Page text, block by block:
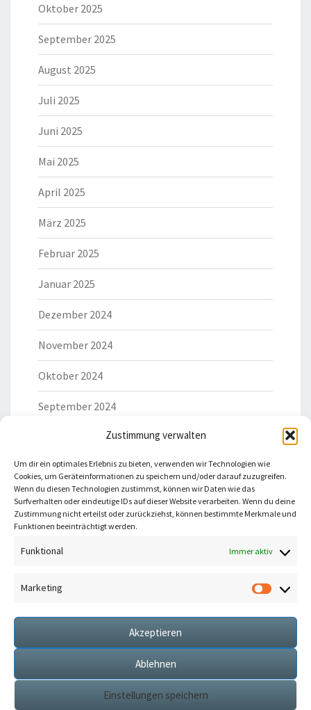
Zustimmung verwalten
Um dir ein optimales Erlebnis zu bieten, verwenden wir Technologien wie
Cookies, um Geräteinformationen zu speichern und/oder darauf zuzugreifen.
Wenn du diesen Technologien zustimmst, können wir Daten wie das
Surfverhalten oder eindeutige IDs auf dieser Website verarbeiten. Wenn du deine
Zustimmung nicht erteilst oder zurückziehst, können bestimmte Merkmale und
Funktionen beeinträchtigt werden.
Funktional Immer aktiv
Marketing
Akzeptieren
Ablehnen
Einstellungen speichern
Oktober 2025
September 2025
August 2025
Juli 2025
Juni 2025
Mai 2025
April 2025
März 2025
Februar 2025
Januar 2025
Dezember 2024
November 2024
Oktober 2024
September 2024
Du willst keine neuen Beiträge mehr verpassen?
Abonniere meinen Newsletter!